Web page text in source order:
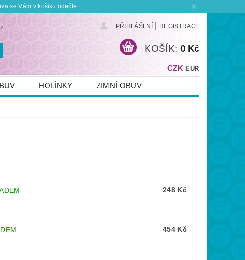
se Vám v košíku odečte.
PŘIHLÁŠENÍ REGISTRACE
CZK EUR
KOŠÍK: 0 Kč
HOLÍNKY ZIMNÍ OBUV
248 Kč
454 Kč